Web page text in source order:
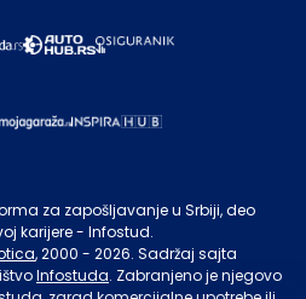
za zapošljavanje u Srbiji, deo
karijere - Infostud.
, 2000 - 2026. Sadržaj sajta
Infostuda. Zabranjeno je njegovo